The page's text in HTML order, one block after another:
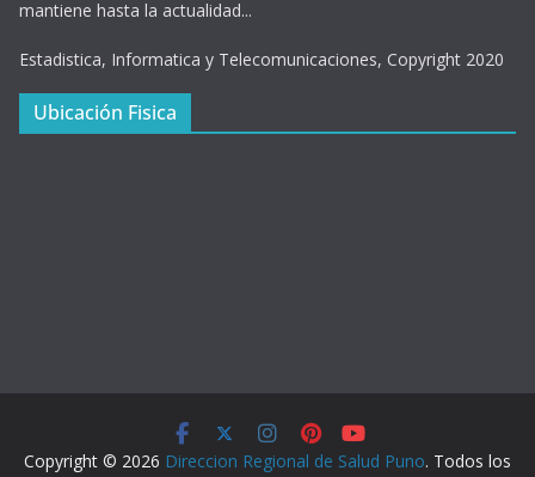
mantiene hasta la actualidad...
Estadistica, Informatica y Telecomunicaciones, Copyright 2020
Ubicación Fisica
Copyright © 2026 Direccion Regional de Salud Puno. Todos los